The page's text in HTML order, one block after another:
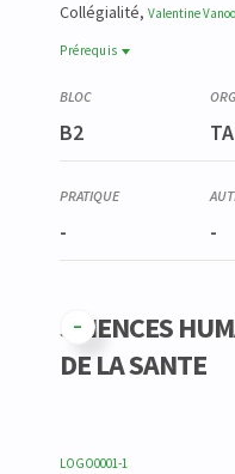
Collégialité, Valentine
Prérequis
Prérequis
Travail préparatoire à
B2 TA
- -
SCIENCES
DE LA SANTE
LOGO0001-1